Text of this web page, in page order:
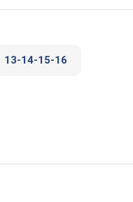
13-14-15-16